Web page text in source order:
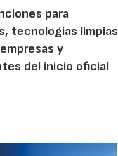
para
tecnologías limpias
y
del inicio oficial